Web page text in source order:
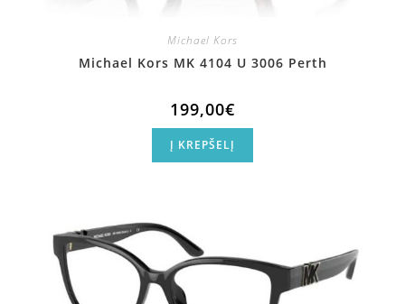
Michael Kors
Michael Kors MK 4104 U 3006 Perth
199,00€
Į KREPŠELĮ